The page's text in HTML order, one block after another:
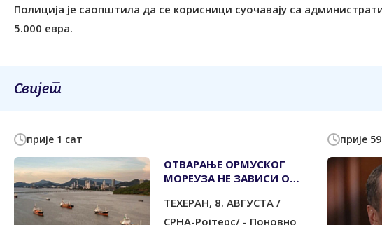
Полиција је саопштила да се корисници суочавају са
5.000 евра.
Свијет
прије 1 сат
ОТВАРАЊЕ ОРМУСКОГ
МОРЕУЗА НЕ ЗАВИСИ ОД
ТЕХЕРАН, 8. АВГУСТА /
СРНА-Ројтерс/ - Поновно
прије